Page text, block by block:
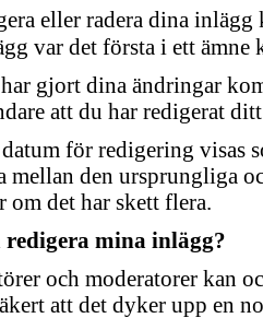
eller radera dina
var det första i ett ämne
har gjort dina ändringar
att du har redigerat
för redigering visas
mellan den ursprungliga
om det har skett flera.
mina inlägg?
och moderatorer kan
att det dyker upp en